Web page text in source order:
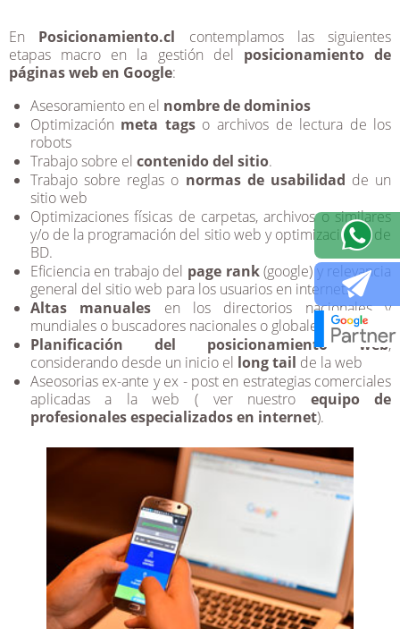
En Posicionamiento.cl contemplamos las siguientes
etapas macro en la gestión del posicionamiento de
páginas web en Google:
Asesoramiento en el nombre de dominios
Optimización meta tagso archivos de lectura de los
robots
Trabajo sobre el contenido del sitio.
Trabajo sobre reglas o normas de usabilidad de un
sitio web
Optimizaciones físicas de carpetas, archivos o similares
y/o de la programación del sitio web y optimizaciones de
BD.
Eficiencia en trabajo del page rank(google) y relevancia
general del sitio web para los usuarios en internet.
Altas manuales en los directorios nacionales y
mundiales o buscadores nacionales o globales.
Planificación del posicionamiento web,
considerando desde un inicio el long tail de la web
Aseosorias ex-ante y ex - post en estrategias comerciales
aplicadas a la web ( ver nuestro equipo de
profesionales especializados en internet).